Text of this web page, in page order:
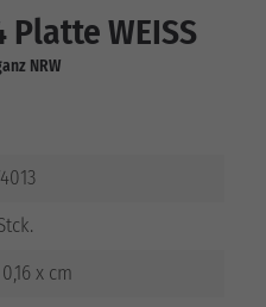
WEISS
NRW
x cm